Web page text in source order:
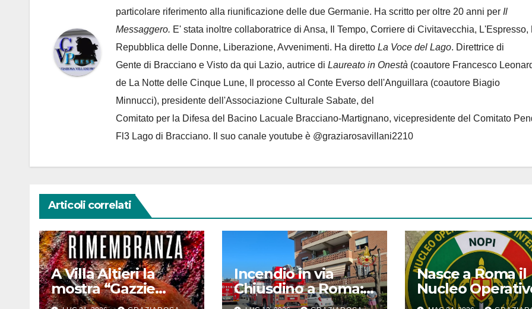
particolare riferimento alla riunificazione delle due Germanie. Ha scritto per oltre 20 anni per Il
Messaggero. E' stata inoltre collaboratrice di Ansa, Il Tempo, Corriere di Civitavecchia, L'Espresso,
Repubblica delle Donne, Liberazione, Avvenimenti. Ha diretto La Voce del Lago. Direttrice di
Gente di Bracciano e Visto da qui Lazio, autrice di Laureato in Onestà (coautore Francesco
de La Notte delle Cinque Lune, Il processo al Conte Everso dell'Anguillara (coautore Biagio
Minnucci), presidente dell'Associazione Culturale Sabate, del
Comitato per la Difesa del Bacino Lacuale Bracciano-Martignano, vicepresidente del Comitato
Fl3 Lago di Bracciano. Il suo canale youtube è @graziarosavillani2210
Articoli correlati
A Villa Altieri la
mostra “Gazzie
Rimembranza” di
Incendio in via
Chiusdino a Roma:
quattro persone in
Nasce a Roma il
Nucleo
Primo